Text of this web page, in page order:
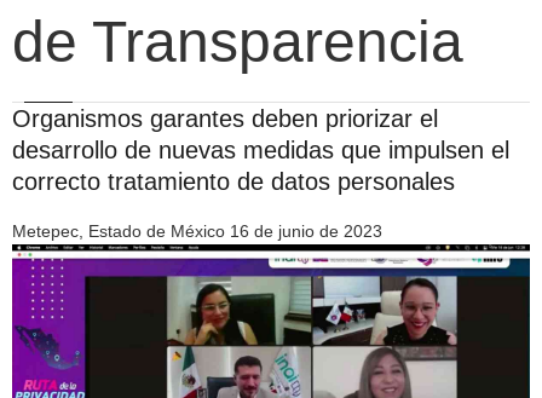
de Transparencia
Organismos garantes deben priorizar el
desarrollo de nuevas medidas que impulsen el
correcto tratamiento de datos personales
Metepec, Estado de México 16 de junio de 2023